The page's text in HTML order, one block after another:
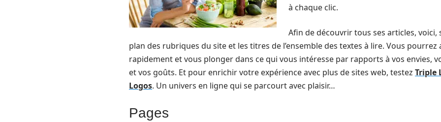
à chaque clic.
Afin de découvrir tous ses articles, voici,
plan des rubriques du site et les titres de l’ensemble des textes à lire. Vous
rapidement et vous plonger dans ce qui vous intéresse par rapports à vos envies,
et vos goûts. Et pour enrichir votre expérience avec plus de sites web, testez Triple
Logos. Un univers en ligne qui se parcourt avec plaisir…
Pages